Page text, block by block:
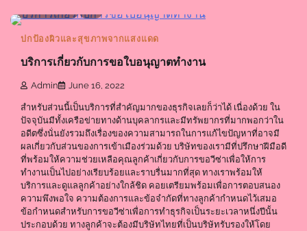
ปกป้องผิวและสุขภาพจากแสงแดด
บริการเกี่ยวกับการขอใบอนุญาตทำงาน
Admin June 16, 2022
สำหรับส่วนนี้เป็นบริการที่สำคัญมากของธุรกิจเลยก็ว่าได้ เนื่องด้วย ใน
ปัจจุบันมีทั้งเครือข่ายทางด้านบุคลากรและมีทรัพยากรที่มากพอกว่าใน
อดีตซึ่งนั่นยังรวมถึงเรื่องของความสามารถในการแก้ไขปัญหาที่อาจมี
ผลเกี่ยวกับส่วนของการเข้าเมืองร่วมด้วย บริษัทของเรามีที่ปรึกษาฝีมือดี
ที่พร้อมให้ความช่วยเหลือคุณลูกค้าเกี่ยวกับการขอวีซ่าเพื่อให้การ
ทำงานเป็นไปอย่างเรียบร้อยและราบรื่นมากที่สุด ทางเราพร้อมให้
บริการและดูแลลูกค้าอย่างใกล้ชิด คอยเตรียมพร้อมเพื่อการตอบสนอง
ความพึงพอใจ ความต้องการและข้อจำกัดที่ทางลูกค้ากำหนดไว้เสมอ
ข้อกำหนดสำหรับการขอวีซ่าเพื่อการทำธุรกิจเป็นระยะเวลาหนึ่งปีนั้น
ประกอบด้วย ทางลูกค้าจะต้องมีบริษัทไทยที่เป็นบริษัทรับรองให้โดย